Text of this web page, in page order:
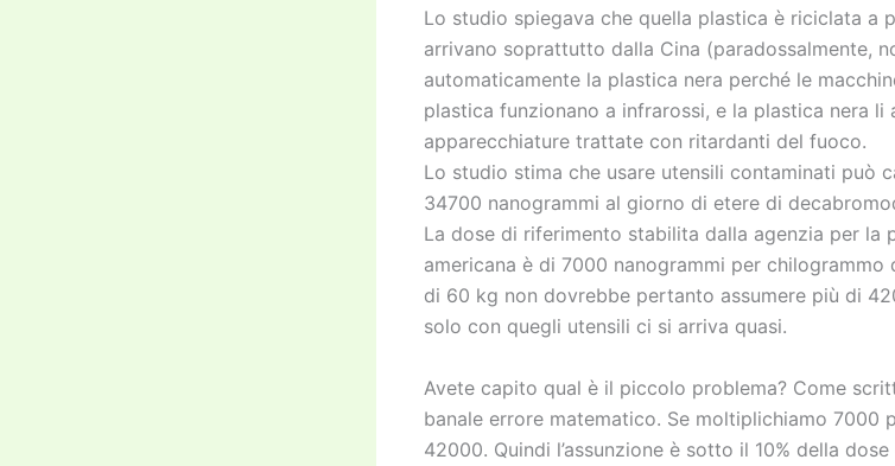
Lo studio spiegava che quella plastica è riciclata a
arrivano soprattutto dalla Cina (paradossalmente,
automaticamente la plastica nera perché le
plastica funzionano a infrarossi, e la plastica nera li
apparecchiature trattate con ritardanti del fuoco.
Lo studio stima che usare utensili contaminati può
34700 nanogrammi al giorno di etere di
La dose di riferimento stabilita dalla agenzia per la
americana è di 7000 nanogrammi per
di 60 kg non dovrebbe pertanto assumere più di
solo con quegli utensili ci si arriva quasi.
Avete capito qual è il piccolo problema? Come
banale errore matematico. Se moltiplichiamo 7000
42000. Quindi l’assunzione è sotto il 10% della